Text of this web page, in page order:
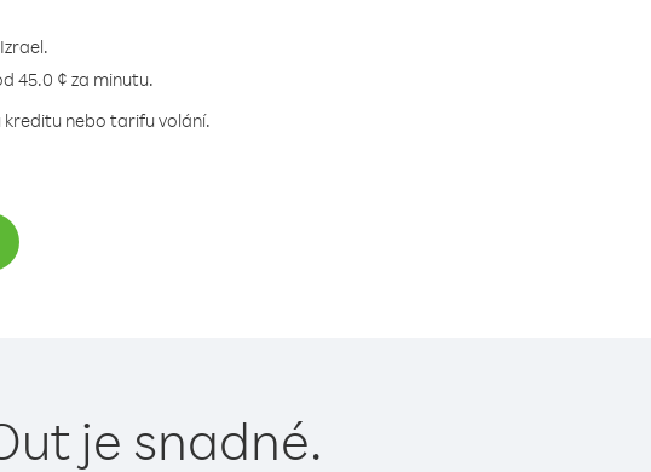
45.0 ¢ za minutu.
kreditu nebo tarifu volání.
je snadné.